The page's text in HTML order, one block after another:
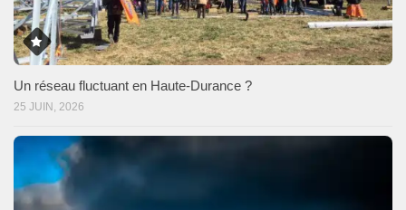
Un réseau fluctuant en Haute-Durance ?
25 JUIN, 2026